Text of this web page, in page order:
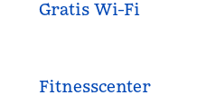
Gratis Wi-Fi
Fitnesscenter